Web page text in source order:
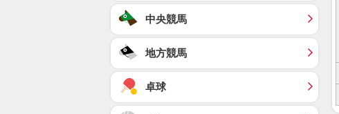
中央競馬
地方競馬
卓球